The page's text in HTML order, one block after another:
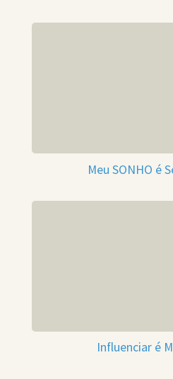
Meu SONHO é
Influenciar é